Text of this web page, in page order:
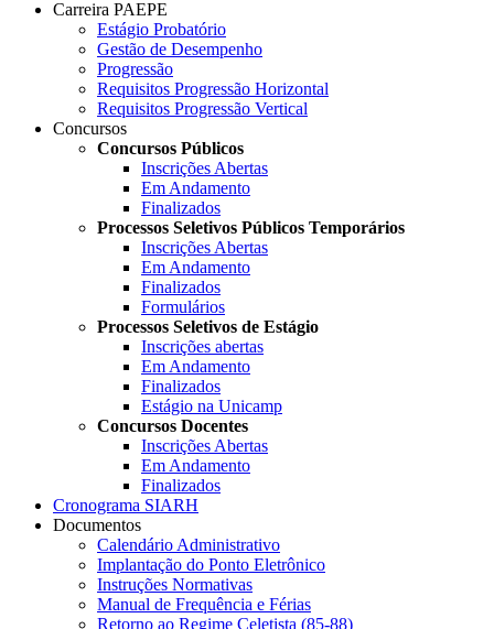
Carreira PAEPE
Estágio Probatório
Gestão de Desempenho
Progressão
Requisitos Progressão Horizontal
Requisitos Progressão Vertical
Concursos
Concursos Públicos
Inscrições Abertas
Em Andamento
Finalizados
Processos Seletivos Públicos Temporários
Inscrições Abertas
Em Andamento
Finalizados
Formulários
Processos Seletivos de Estágio
Inscrições abertas
Em Andamento
Finalizados
Estágio na Unicamp
Concursos Docentes
Inscrições Abertas
Em Andamento
Finalizados
Cronograma SIARH
Documentos
Calendário Administrativo
Implantação do Ponto Eletrônico
Instruções Normativas
Manual de Frequência e Férias
Retorno ao Regime Celetista (85-88)